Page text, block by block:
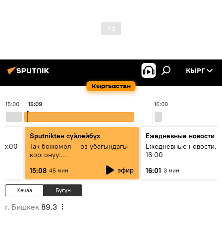
Кыргызстан
КЫРГ
15:00 16:00
15:09
Sputnikteн сүйлөйбүз
Так божомол — өз убагындагы
коргонуу:
гидрометеорологиялык кызмат
кантип өркүндөтүлүүдө
15:08 45 мин эфир
Ежедневные новости
Ежедневные новости.
16:00
16:01 3 мин
Кечээ Бүгүн
г. Бишкек 89.3